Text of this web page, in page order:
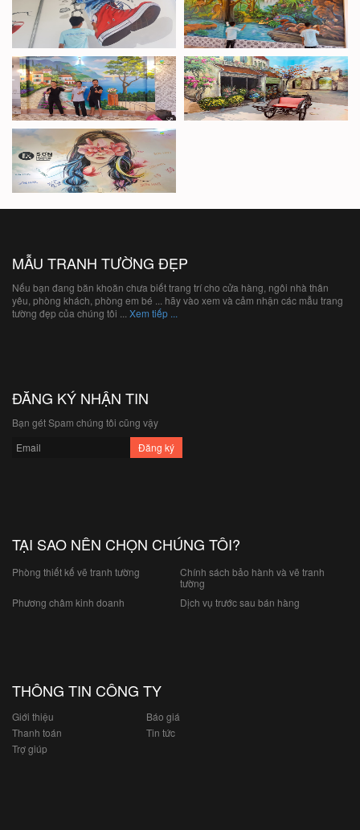
MẪU TRANH TƯỜNG ĐẸP
Nếu bạn đang băn khoăn chưa biết trang trí cho cửa hàng, ngôi nhà thân
yêu, phòng khách, phòng em bé ... hãy vào xem và cảm nhận các mẫu trang
tường đẹp của chúng tôi ... Xem tiếp ...
ĐĂNG KÝ NHẬN TIN
Bạn gét Spam chúng tôi cũng vậy
TẠI SAO NÊN CHỌN CHÚNG TÔI?
Phòng thiết kế vẽ tranh tường
Chính sách bảo hành và vẽ tranh
tường
Phương châm kinh doanh
Dịch vụ trước sau bán hàng
THÔNG TIN CÔNG TY
Giới thiệu
Báo giá
Thanh toán
Tin tức
Trợ giúp